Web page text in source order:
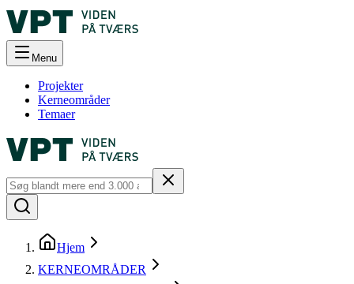
Menu
Projekter
Kerneområder
Temaer
Hjem
KERNEOMRÅDER